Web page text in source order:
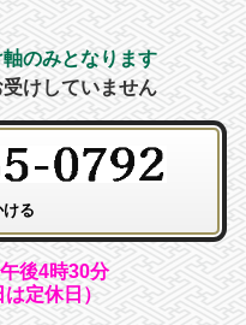
のみとなります
けしていません
後4時30分
定休日）